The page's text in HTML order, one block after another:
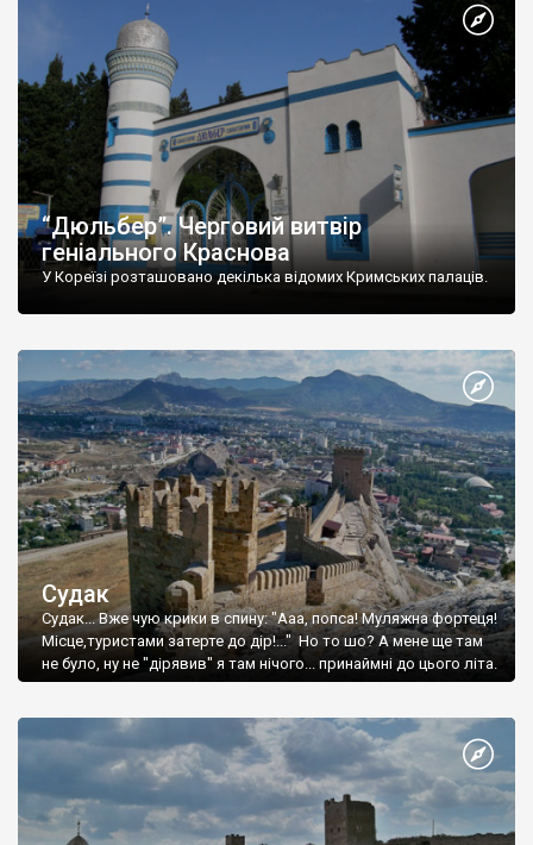
“Дюльбер”. Черговий витвір
геніального Краснова
У Кореїзі розташовано декілька відомих Кримських палаців.
Судак
Судак... Вже чую крики в спину: "Ааа, попса! Муляжна фортеця!
Місце,туристами затерте до дір!..." Но то шо? А мене ще там
не було, ну не "дірявив" я там нічого... принаймні до цього літа.